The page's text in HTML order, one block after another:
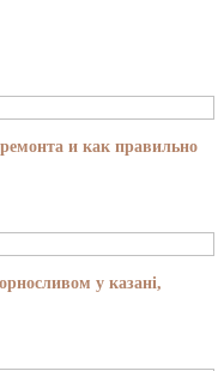
и как правильно
у казані,